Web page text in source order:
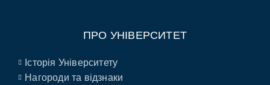
ПРО УНІВЕРСИТЕТ
Історія Університету
Нагороди та відзнаки